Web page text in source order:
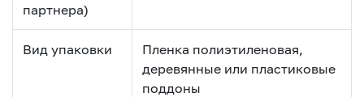
партнера)
Вид упаковки
Пленка полиэтиленовая,
деревянные или пластиковые
поддоны